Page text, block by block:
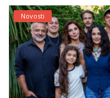
Novosti